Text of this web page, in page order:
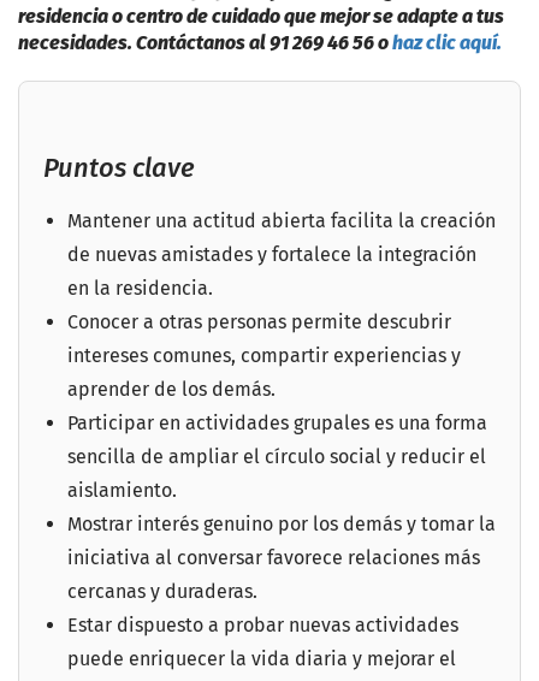
residencia o centro de cuidado que mejor se adapte a tus
necesidades. Contáctanos al 91 269 46 56 ohaz clic aquí.
Puntos clave
Mantener una actitud abierta facilita la creación
de nuevas amistades y fortalece la integración
en la residencia.
Conocer a otras personas permite descubrir
intereses comunes, compartir experiencias y
aprender de los demás.
Participar en actividades grupales es una forma
sencilla de ampliar el círculo social y reducir el
aislamiento.
Mostrar interés genuino por los demás y tomar la
iniciativa al conversar favorece relaciones más
cercanas y duraderas.
Estar dispuesto a probar nuevas actividades
puede enriquecer la vida diaria y mejorar el